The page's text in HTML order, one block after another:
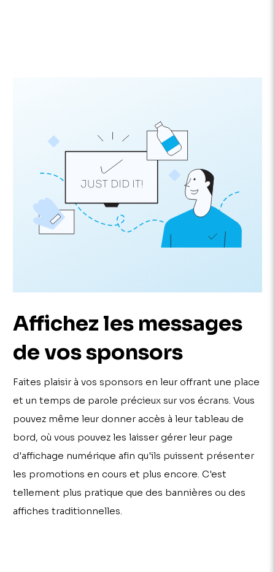
Affichez les messages
de vos sponsors
Faites plaisir à vos sponsors en leur offrant une place
et un temps de parole précieux sur vos écrans. Vous
pouvez même leur donner accès à leur tableau de
bord, où vous pouvez les laisser gérer leur page
d'affichage numérique afin qu'ils puissent présenter
les promotions en cours et plus encore. C'est
tellement plus pratique que des bannières ou des
affiches traditionnelles.